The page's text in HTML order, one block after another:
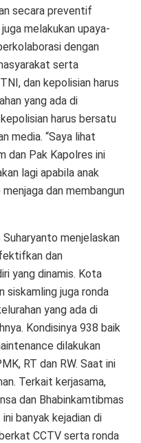
secara preventif
melakukan upaya-
dengan
serta
dan kepolisian harus
yang ada di
harus bersatu
media. “Saya lihat
dan Pak Kapolres ini
lagi apabila anak
dan membangun
menjelaskan
dan
yang dinamis. Kota
siskamling juga ronda
yang ada di
Kondisinya 938 baik
dilakukan
RT dan RW. Saat ini
Terkait kerjasama,
dan Bhabinkamtibmas
banyak kejadian di
CCTV serta ronda